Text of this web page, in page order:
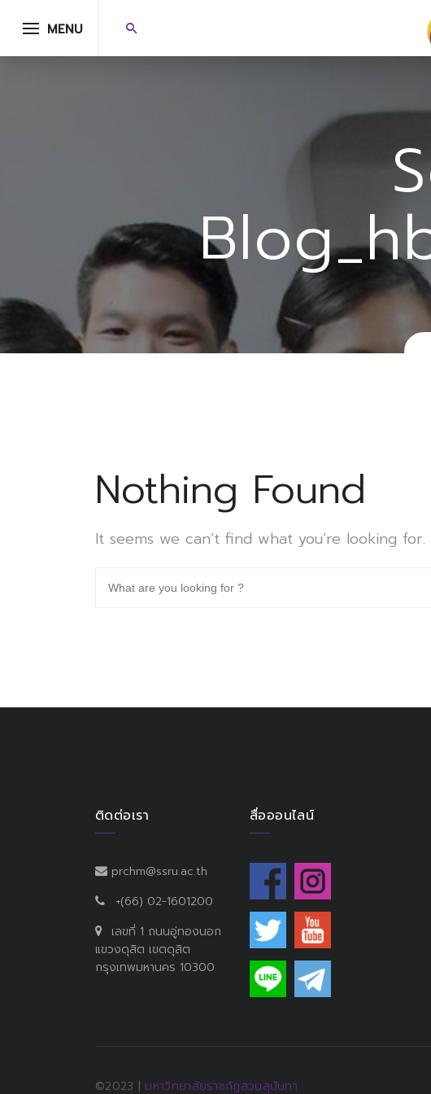
MENU
Nothing Found
It seems we can’t find what you’re looking
ติดต่อเรา
prchm@ssru.ac.th
+(66) 02-1601200
เลขที่ 1 ถนนอู่ทองนอก
แขวงดุสิต เขตดุสิต
กรุงเทพมหานคร 10300
สื่อออนไลน์
©2023 | มหาวิทยาลัยราชภัฏสวนสุนันทา.